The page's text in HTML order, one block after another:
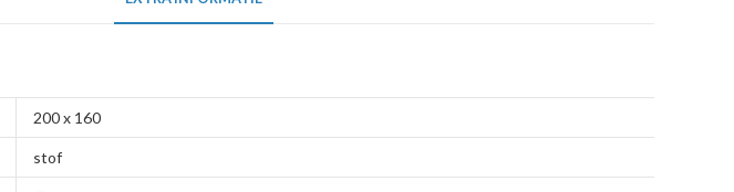
200 x 160
stof